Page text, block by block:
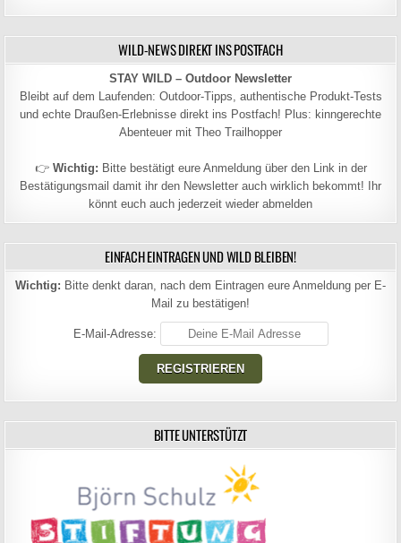
WILD-NEWS DIREKT INS POSTFACH
STAY WILD – Outdoor Newsletter
Bleibt auf dem Laufenden: Outdoor-Tipps, authentische Produkt-Tests
und echte Draußen-Erlebnisse direkt ins Postfach! Plus: kinngerechte
Abenteuer mit Theo Trailhopper
👉 Wichtig: Bitte bestätigt eure Anmeldung über den Link in der
Bestätigungsmail damit ihr den Newsletter auch wirklich bekommt! Ihr
könnt euch auch jederzeit wieder abmelden
EINFACH EINTRAGEN UND WILD BLEIBEN!
Wichtig: Bitte denkt daran, nach dem Eintragen eure Anmeldung per E-
Mail zu bestätigen!
E-Mail-Adresse:
BITTE UNTERSTÜTZT